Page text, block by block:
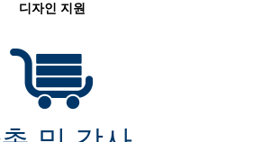
디자인 지원